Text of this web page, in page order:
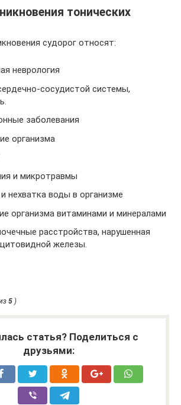
тонических
судорог относят:
неврология
сосудистой системы,
заболевания
организма
и микротравмы
нехватка воды в организме
организма витаминами и минералами
расстройства, нарушенная
железы.
5 )
статья? Поделиться с
друзьями: